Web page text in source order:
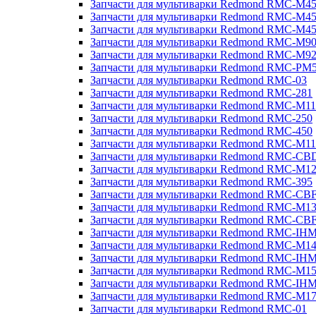
Запчасти для мультиварки Redmond RMC-
Запчасти для мультиварки Redmond RMC-
Запчасти для мультиварки Redmond RMC-
Запчасти для мультиварки Redmond RMC-M90
Запчасти для мультиварки Redmond RMC-
Запчасти для мультиварки Redmond RMC-
Запчасти для мультиварки Redmond RMC-03
Запчасти для мультиварки Redmond RMC-281
Запчасти для мультиварки Redmond RMC-M11
Запчасти для мультиварки Redmond RMC-250
Запчасти для мультиварки Redmond RMC-450
Запчасти для мультиварки Redmond RMC-
Запчасти для мультиварки Redmond RMC-
Запчасти для мультиварки Redmond RMC-M12
Запчасти для мультиварки Redmond RMC-395
Запчасти для мультиварки Redmond RMC-
Запчасти для мультиварки Redmond RMC-M13
Запчасти для мультиварки Redmond RMC-
Запчасти для мультиварки Redmond RMC-
Запчасти для мультиварки Redmond RMC-
Запчасти для мультиварки Redmond RMC-
Запчасти для мультиварки Redmond RMC-
Запчасти для мультиварки Redmond RMC-
Запчасти для мультиварки Redmond RMC-
Запчасти для мультиварки Redmond RMC-01